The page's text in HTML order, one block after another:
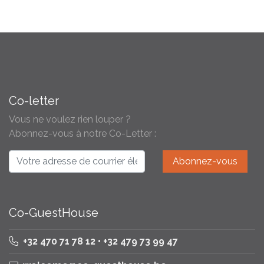
Co-letter
Vous ne voulez rien louper ?
Abonnez-vous à notre Co-Letter :
Co-GuestHouse
+32 470 71 78 12 • +32 479 73 99 47